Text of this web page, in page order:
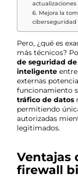
actualizaciones
6. Mejora la
ciberseguridad
Pero, ¿qué es
más técnicos?
de seguridad
inteligente
externas
funcionamiento
tráfico de datos
permitiendo
autorizadas
legitimados.
Ventajas
firewall